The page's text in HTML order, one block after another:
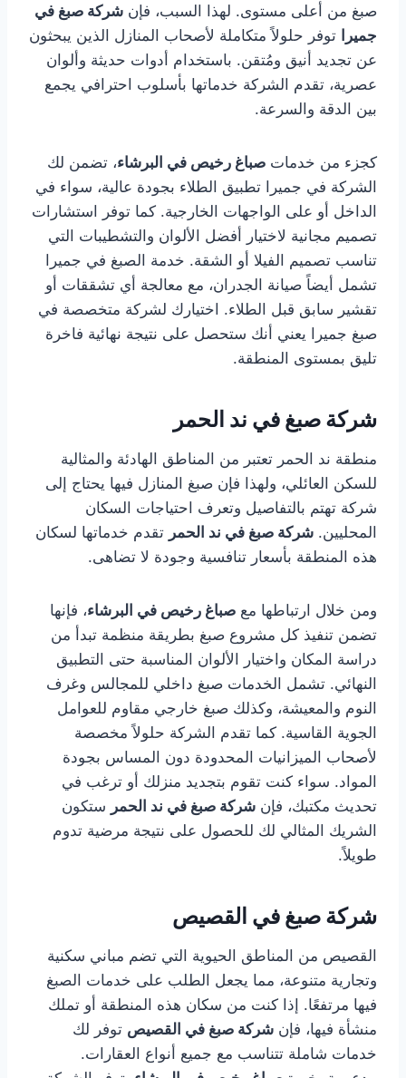
صبغ من أعلى مستوى. لهذا السبب، فإن شركة صبغ في
جميرا
توفر حلولاً متكاملة لأصحاب المنازل الذين يبحثون
عن تجديد أنيق ومُتقن. باستخدام أدوات حديثة وألوان
عصرية، تقدم الشركة خدماتها بأسلوب احترافي يجمع
بين الدقة والسرعة.
كجزء من خدمات صباغ رخيص في البرشاء، تضمن لك
الشركة في جميرا تطبيق الطلاء بجودة عالية، سواء في
الداخل أو على الواجهات الخارجية. كما توفر استشارات
تصميم مجانية لاختيار أفضل الألوان والتشطيبات التي
تناسب تصميم الفيلا أو الشقة. خدمة الصبغ في جميرا
تشمل أيضاً صيانة الجدران، مع معالجة أي تشققات أو
تقشير سابق قبل الطلاء. اختيارك لشركة متخصصة في
صبغ جميرا يعني أنك ستحصل على نتيجة نهائية فاخرة
تليق بمستوى المنطقة.
شركة صبغ في ند الحمر
منطقة ند الحمر تعتبر من المناطق الهادئة والمثالية
للسكن العائلي، ولهذا فإن صبغ المنازل فيها يحتاج إلى
شركة تهتم بالتفاصيل وتعرف احتياجات السكان
المحليين. شركة صبغ في ند الحمر تقدم خدماتها لسكان
هذه المنطقة بأسعار تنافسية وجودة لا تضاهى.
ومن خلال ارتباطها مع صباغ رخيص في البرشاء، فإنها
تضمن تنفيذ كل مشروع صبغ بطريقة منظمة تبدأ من
دراسة المكان واختيار الألوان المناسبة حتى التطبيق
النهائي. تشمل الخدمات صبغ داخلي للمجالس وغرف
النوم والمعيشة، وكذلك صبغ خارجي مقاوم للعوامل
الجوية القاسية. كما تقدم الشركة حلولاً مخصصة
لأصحاب الميزانيات المحدودة دون المساس بجودة
المواد. سواء كنت تقوم بتجديد منزلك أو ترغب في
تحديث مكتبك، فإن شركة صبغ في ند الحمر ستكون
الشريك المثالي لك للحصول على نتيجة مرضية تدوم
طويلاً.
شركة صبغ في القصيص
القصيص من المناطق الحيوية التي تضم مباني سكنية
وتجارية متنوعة، مما يجعل الطلب على خدمات الصبغ
فيها مرتفعًا. إذا كنت من سكان هذه المنطقة أو تملك
منشأة فيها، فإن شركة صبغ في القصيص توفر لك
خدمات شاملة تتناسب مع جميع أنواع العقارات.